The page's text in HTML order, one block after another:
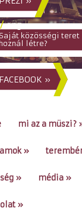
eng
Saját közösségi teret
hoznál létre?
FACEBOOK »
mi az a müszi?
»
» média »
»